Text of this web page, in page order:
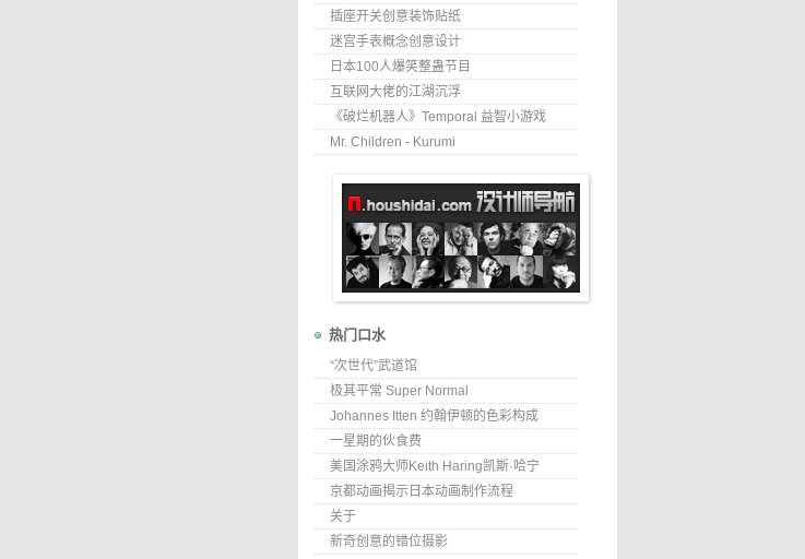
插座开关创意装饰贴纸
迷宫手表概念创意设计
日本100人爆笑整蛊节目
互联网大佬的江湖沉浮
《破烂机器人》Temporal 益智小游戏
Mr. Children - Kurumi
热门口水
“次世代”武道馆
极其平常 Super Normal
Johannes Itten 约翰伊顿的色彩构成
一星期的伙食费
美国涂鸦大师Keith Haring凯斯·哈宁
京都动画揭示日本动画制作流程
关于
新奇创意的错位摄影